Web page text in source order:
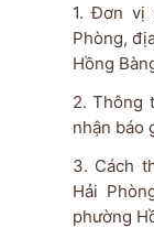
1. Đơn vị
Phòng,
Hồng
2. Thông
nhận báo
3. Cách
Hải
phường